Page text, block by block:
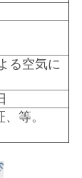
る空気に
等。